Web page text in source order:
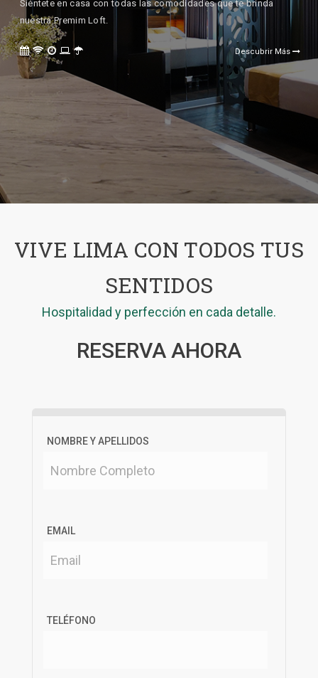
Siéntete en casa con todas las comodidades que te brinda
nuestra Premim Loft.
Descubrir Más
VIVE LIMA CON TODOS TUS
SENTIDOS
Hospitalidad y perfección en cada detalle.
RESERVA AHORA
NOMBRE Y APELLIDOS
EMAIL
TELÉFONO